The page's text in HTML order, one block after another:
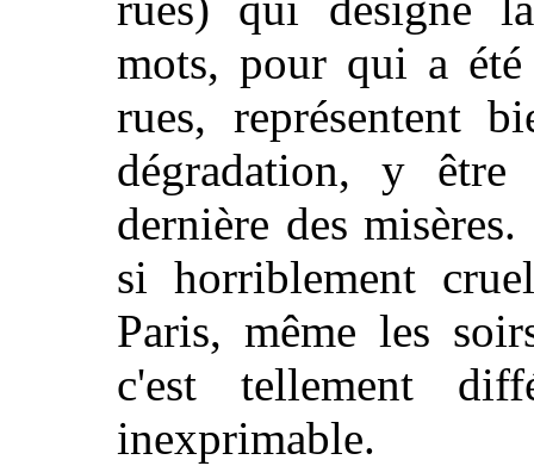
mots, pour qui a été
rues, représentent
dégradation, y être
dernière des
si horriblement
Paris, même les
c'est tellement
inexprimable.